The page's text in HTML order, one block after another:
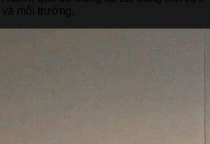
môi trường.